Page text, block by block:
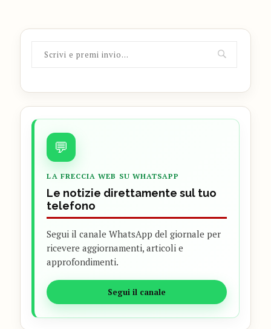
💬
LA FRECCIA WEB SU WHATSAPP
Le notizie direttamente sul tuo
telefono
Segui il canale WhatsApp del giornale per
ricevere aggiornamenti, articoli e
approfondimenti.
Segui il canale